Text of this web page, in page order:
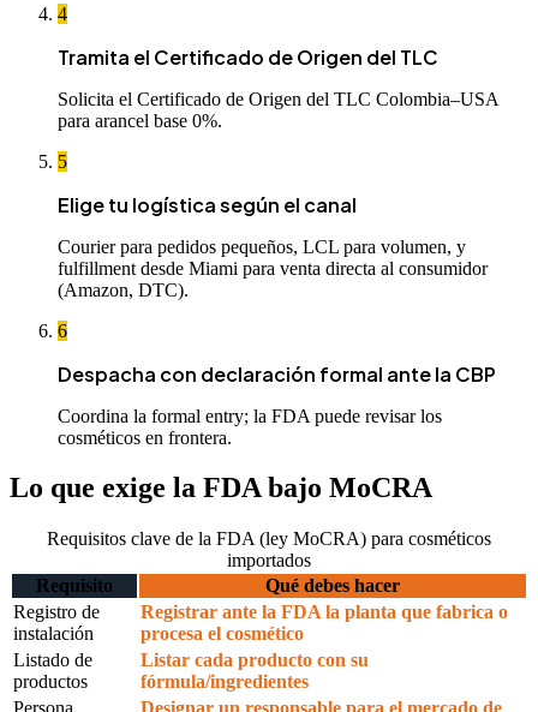
4
Tramita el Certificado de Origen del TLC
Solicita el Certificado de Origen del TLC Colombia–USA
para arancel base 0%.
5
Elige tu logística según el canal
Courier para pedidos pequeños, LCL para volumen, y
fulfillment desde Miami para venta directa al consumidor
(Amazon, DTC).
6
Despacha con declaración formal ante la CBP
Coordina la formal entry; la FDA puede revisar los
cosméticos en frontera.
Lo que exige la FDA bajo MoCRA
Requisitos clave de la FDA (ley MoCRA) para cosméticos
importados
Requisito
Qué debes hacer
Registro de
instalación
Registrar ante la FDA la planta que fabrica o
procesa el cosmético
Listado de
productos
Listar cada producto con su
fórmula/ingredientes